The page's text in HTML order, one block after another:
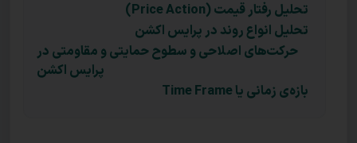
تحلیل رفتار قیمت (Price Action)
تحلیل انواع روند در پرایس اکشن
حرکت‌های اصلاحی و سطوح حمایتی و مقاومتی در
پرایس اکشن
بازه‌ی زمانی یا Time Frame